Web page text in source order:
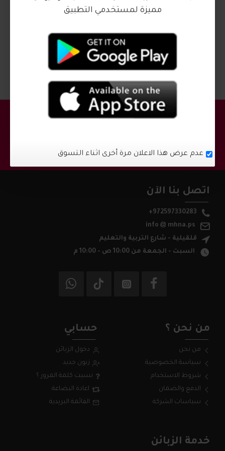
مميزة لمستخدمي التطبيق
عدم عرض هذا الاعلان مرة أخرى اثناء التسوق
₪60.00
₪45.00
... انتهى عرض المنتجات ...
مجموعة مهنا
اتصل بنا الآن
+972597330283
info
mhna.ps
قلقيلية - شارع التربية والتعليم
السبت - الجمعة من 10:00 ص - 10:00 م
من نحن ؟
من نحن
سياسة الخصوصية
شروط الاستخدام
الدفع والضمان
سياسات الشركة
حسابي
دخول الزبائن
زبون جديد
نسيت كلمة المرور ؟
اعادة البضاعة
القائمة البريدية
خدمة الزبائن